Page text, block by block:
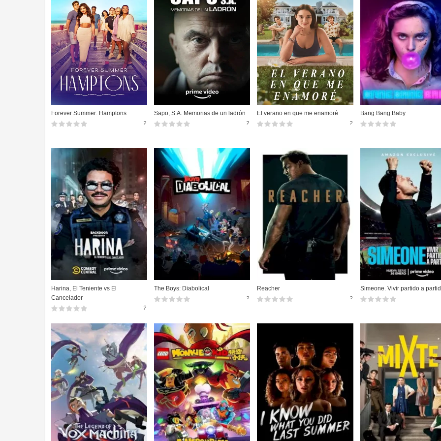
Forever Summer: Hamptons
?
Sapo, S.A. Memorias de un ladrón
?
El verano en que me enamoré
?
Bang Bang Baby
Harina, El Teniente vs El
Cancelador
?
The Boys: Diabolical
?
Reacher
?
Simeone. Vivir partido a